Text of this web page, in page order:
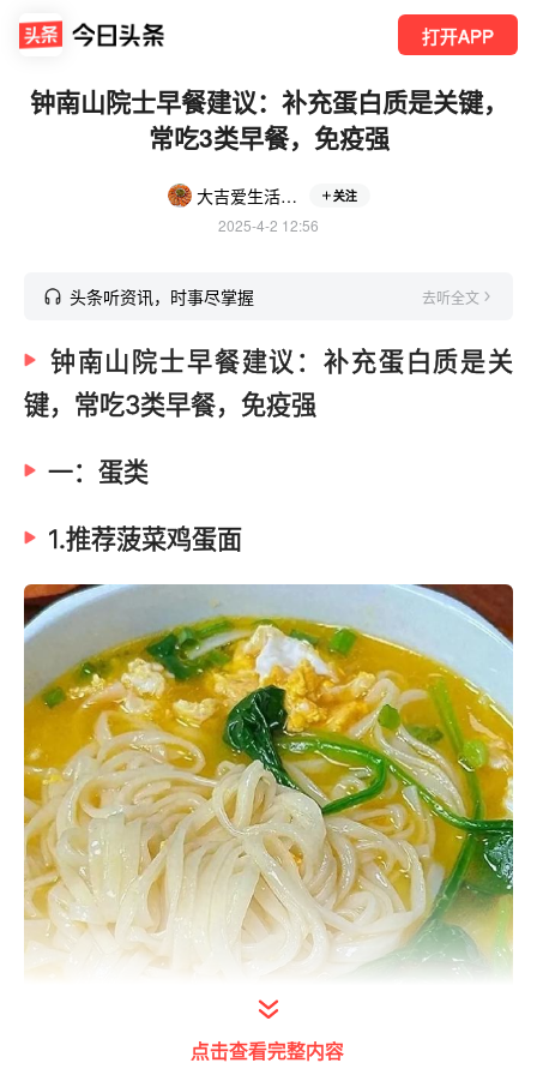
打开APP
钟南山院士早餐建议：补充蛋白质是关键，
常吃3类早餐，免疫强
大吉爱生活爱美食 关注
2025-4-2 12:56
头条听资讯，时事尽掌握 去听全文
钟南山院士早餐建议：补充蛋白质是关
键，常吃3类早餐，免疫强
一：蛋类
1.推荐菠菜鸡蛋面
点击查看完整内容